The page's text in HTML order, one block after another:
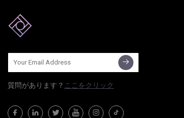
質問​​があります？ ここをクリック